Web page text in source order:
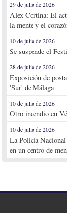
29 de julio de 2026
Alex Cortina: El
la mente y el
10 de julio de 2026
Se suspende el
28 de julio de 2026
Exposición de
'Sur' de Málaga
10 de julio de 2026
Otro incendio en
10 de julio de 2026
La Policía Nacional
en un centro de